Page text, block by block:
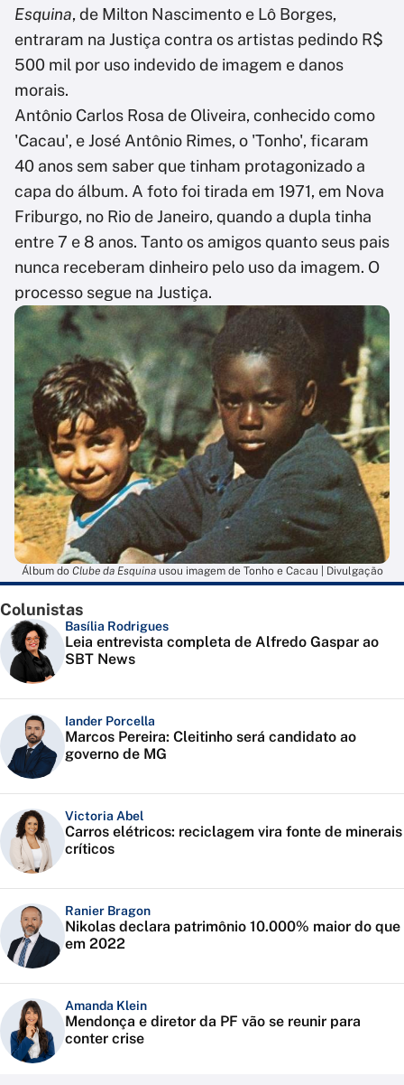
Esquina, de Milton Nascimento e Lô Borges,
entraram na Justiça contra os artistas pedindo R$
500 mil por uso indevido de imagem e danos
morais.
Antônio Carlos Rosa de Oliveira, conhecido como
'Cacau', e José Antônio Rimes, o 'Tonho', ficaram
40 anos sem saber que tinham protagonizado a
capa do álbum. A foto foi tirada em 1971, em Nova
Friburgo, no Rio de Janeiro, quando a dupla tinha
entre 7 e 8 anos. Tanto os amigos quanto seus pais
nunca receberam dinheiro pelo uso da imagem. O
processo segue na Justiça.
Álbum do Clube da Esquinausou imagem de Tonho e Cacau | Divulgação
Colunistas
Basília Rodrigues
Leia entrevista completa de Alfredo Gaspar ao
SBT News
Iander Porcella
Marcos Pereira: Cleitinho será candidato ao
governo de MG
Victoria Abel
Carros elétricos: reciclagem vira fonte de minerais
críticos
Ranier Bragon
Nikolas declara patrimônio 10.000% maior do que
em 2022
Amanda Klein
Mendonça e diretor da PF vão se reunir para
conter crise